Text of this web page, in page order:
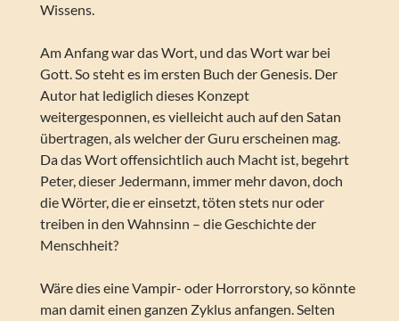
Wissens.
Am Anfang war das Wort, und das Wort war bei
Gott. So steht es im ersten Buch der Genesis. Der
Autor hat lediglich dieses Konzept
weitergesponnen, es vielleicht auch auf den Satan
übertragen, als welcher der Guru erscheinen mag.
Da das Wort offensichtlich auch Macht ist, begehrt
Peter, dieser Jedermann, immer mehr davon, doch
die Wörter, die er einsetzt, töten stets nur oder
treiben in den Wahnsinn – die Geschichte der
Menschheit?
Wäre dies eine Vampir- oder Horrorstory, so könnte
man damit einen ganzen Zyklus anfangen. Selten